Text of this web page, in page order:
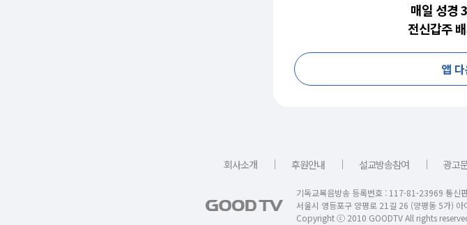
매일 성경
전신갑주
앱
회사소개 ｜ 후원안내 ｜ 설교방송참여 ｜ 광고
기독교복음방송 등록번호 : 117-81-23969 통신
서울시 영등포구 양평로 21길 26 (양평동 5가)
Copyright ⓒ 2010 GOODTV All rights